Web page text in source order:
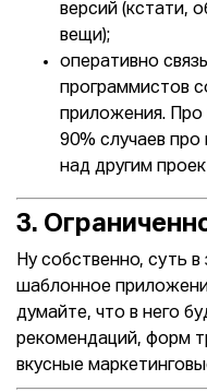
версий (кстати,
вещи);
оперативно
программистов
приложения. Про
90% случаев
над другим
3.
Ну собственно, суть
шаблонное
думайте, что в него
рекомендаций, форм
вкусные